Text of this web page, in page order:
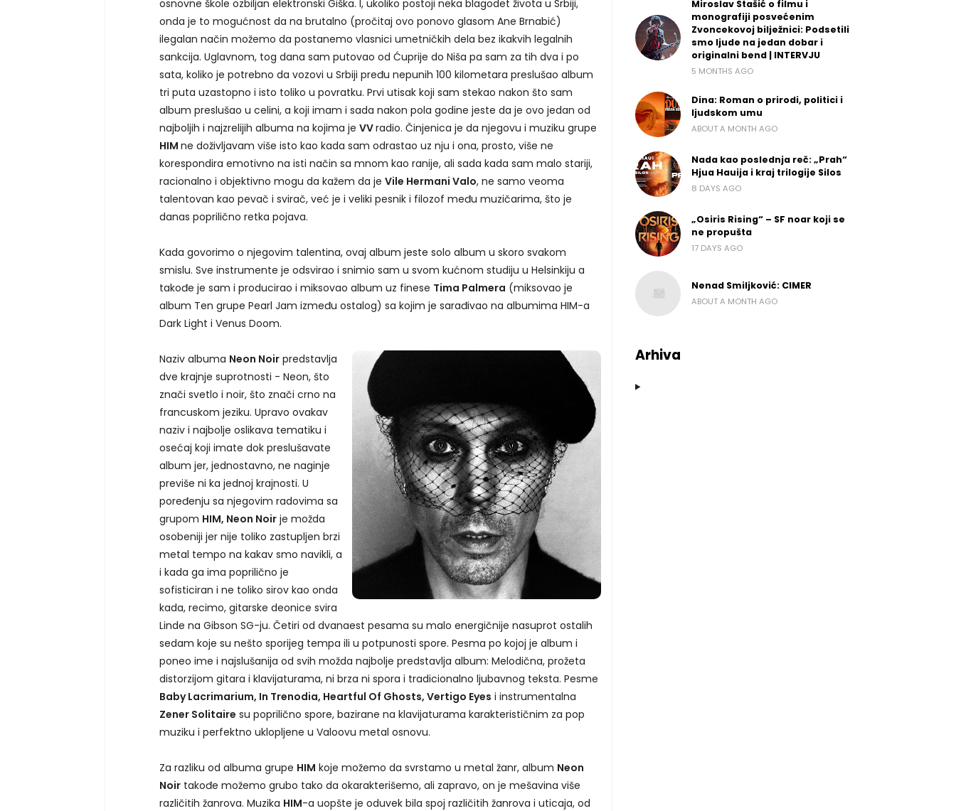
osnovne škole ozbiljan elektronski Giška. I, ukoliko postoji neka blagodet života u Srbiji,
onda je to mogućnost da na brutalno (pročitaj ovo ponovo glasom Ane Brnabić)
ilegalan način možemo da postanemo vlasnici umetničkih dela bez ikakvih legalnih
sankcija. Uglavnom, tog dana sam putovao od Ćuprije do Niša pa sam za tih dva i po
sata, koliko je potrebno da vozovi u Srbiji pređu nepunih 100 kilometara preslušao album
tri puta uzastopno i isto toliko u povratku. Prvi utisak koji sam stekao nakon što sam
album preslušao u celini, a koji imam i sada nakon pola godine jeste da je ovo jedan od
najboljih i najzrelijih albuma na kojima je VVradio. Činjenica je da njegovu i muziku grupe
HIM ne doživljavam više isto kao kada sam odrastao uz nju i ona, prosto, više ne
korespondira emotivno na isti način sa mnom kao ranije, ali sada kada sam malo stariji,
racionalno i objektivno mogu da kažem da je Vile Hermani Valo, ne samo veoma
talentovan kao pevač i svirač, već je i veliki pesnik i filozof među muzičarima, što je
danas poprilično retka pojava.
Kada govorimo o njegovim talentina, ovaj album jeste solo album u skoro svakom
smislu. Sve instrumente je odsvirao i snimio sam u svom kućnom studiju u Helsinkiju a
takođe je sam i producirao i miksovao album uz finese Tima Palmera (miksovao je
album Ten grupe Pearl Jam između ostalog) sa kojim je sarađivao na albumima HIM-a
Dark Light i Venus Doom.
Naziv albuma Neon Noir predstavlja
dve krajnje suprotnosti - Neon, što
znači svetlo i noir, što znači crno na
francuskom jeziku. Upravo ovakav
naziv i najbolje oslikava tematiku i
osećaj koji imate dok preslušavate
album jer, jednostavno, ne naginje
previše ni ka jednoj krajnosti. U
poređenju sa njegovim radovima sa
grupom HIM, Neon Noir je možda
osobeniji jer nije toliko zastupljen brzi
metal tempo na kakav smo navikli, a
i kada ga ima poprilično je
sofisticiran i ne toliko sirov kao onda
kada, recimo, gitarske deonice svira
Linde na Gibson SG-ju. Četiri od dvanaest pesama su malo energičnije nasuprot ostalih
sedam koje su nešto sporijeg tempa ili u potpunosti spore. Pesma po kojoj je album i
poneo ime i najslušanija od svih možda najbolje predstavlja album: Melodična, prožeta
distorzijom gitara i klavijaturama, ni brza ni spora i tradicionalno ljubavnog teksta. Pesme
Baby Lacrimarium, In Trenodia, Heartful Of Ghosts, Vertigo Eyes i instrumentalna
Zener Solitaire su poprilično spore, bazirane na klavijaturama karakterističnim za pop
muziku i perfektno uklopljene u Valoovu metal osnovu.
Za razliku od albuma grupe HIM koje možemo da svrstamo u metal žanr, album Neon
Noir takođe možemo grubo tako da okarakterišemo, ali zapravo, on je mešavina više
različitih žanrova. Muzika HIM-a uopšte je oduvek bila spoj različitih žanrova i uticaja, od
Miroslav Stašić o filmu i
monografiji posvećenim
Zvoncekovoj bilježnici: Podsetili
smo ljude na jedan dobar i
originalni bend | INTERVJU
5 MONTHS AGO
Dina: Roman o prirodi, politici i
ljudskom umu
ABOUT A MONTH AGO
Nada kao poslednja reč: „Prah“
Hjua Hauija i kraj trilogije Silos
8 DAYS AGO
„Osiris Rising“ – SF noar koji se
ne propušta
17 DAYS AGO
Nenad Smiljković: CIMER
ABOUT A MONTH AGO
Arhiva